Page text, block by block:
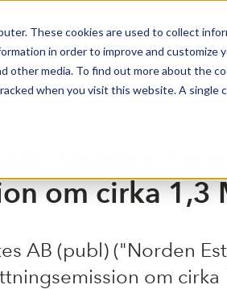
These cookies are used to collect
in order to improve and customize
media. To find out more about the
when you visit this website. A single
AB: Norden
om cirka 1,3
AB (publ) ("Norden
om